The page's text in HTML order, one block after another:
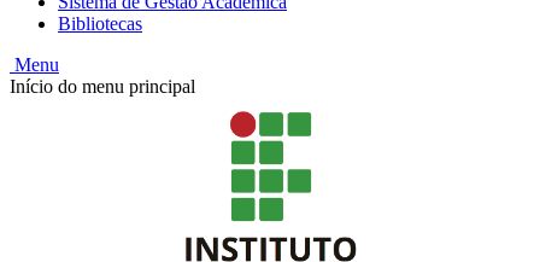
Bibliotecas
Menu
Início do menu principal